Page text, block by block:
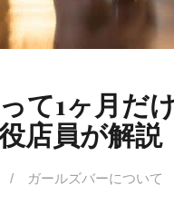
て1ヶ月だ
店員が解説
ガールズバーについて